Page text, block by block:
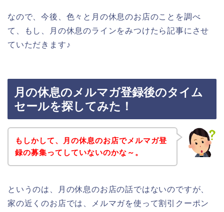
なので、今後、色々と月の休息のお店のことを調べ
て、もし、月の休息のラインをみつけたら記事にさせ
ていただきます♪
月の休息のメルマガ登録後のタイム
セールを探してみた！
もしかして、月の休息のお店でメルマガ登
録の募集ってしていないのかな～。
というのは、月の休息のお店の話ではないのですが、
家の近くのお店では、メルマガを使って割引クーポン